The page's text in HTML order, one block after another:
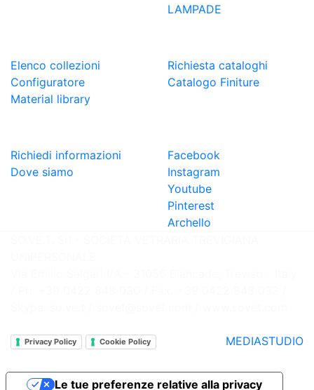
LAMPADE
Elenco collezioni
Configuratore
Material library
Richiesta cataloghi
Catalogo Finiture
Richiedi informazioni
Dove siamo
Facebook
Instagram
Youtube
Pinterest
Archello
Privacy Policy Cookie Policy MEDIASTUDIO
Le tue preferenze relative alla privacy